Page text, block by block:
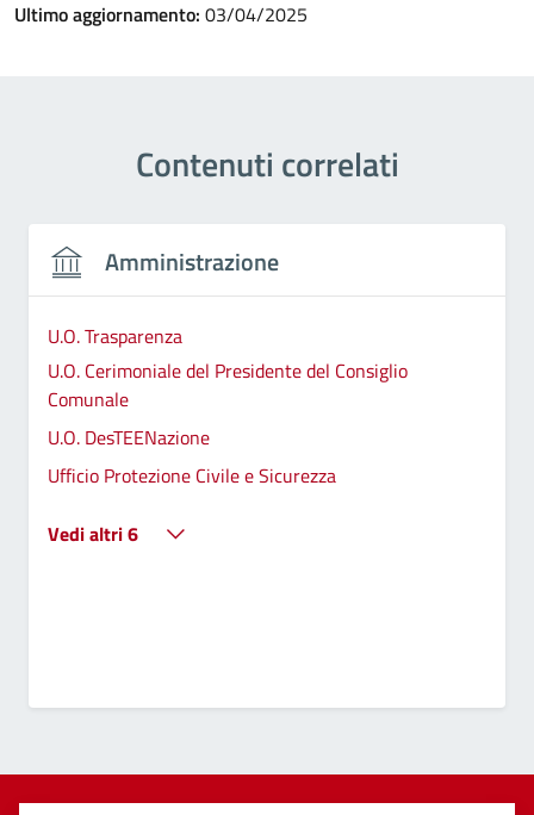
Ultimo aggiornamento: 03/04/2025
Contenuti correlati
Amministrazione
U.O. Trasparenza
U.O. Cerimoniale del Presidente del Consiglio
Comunale
U.O. DesTEENazione
Ufficio Protezione Civile e Sicurezza
Vedi altri 6